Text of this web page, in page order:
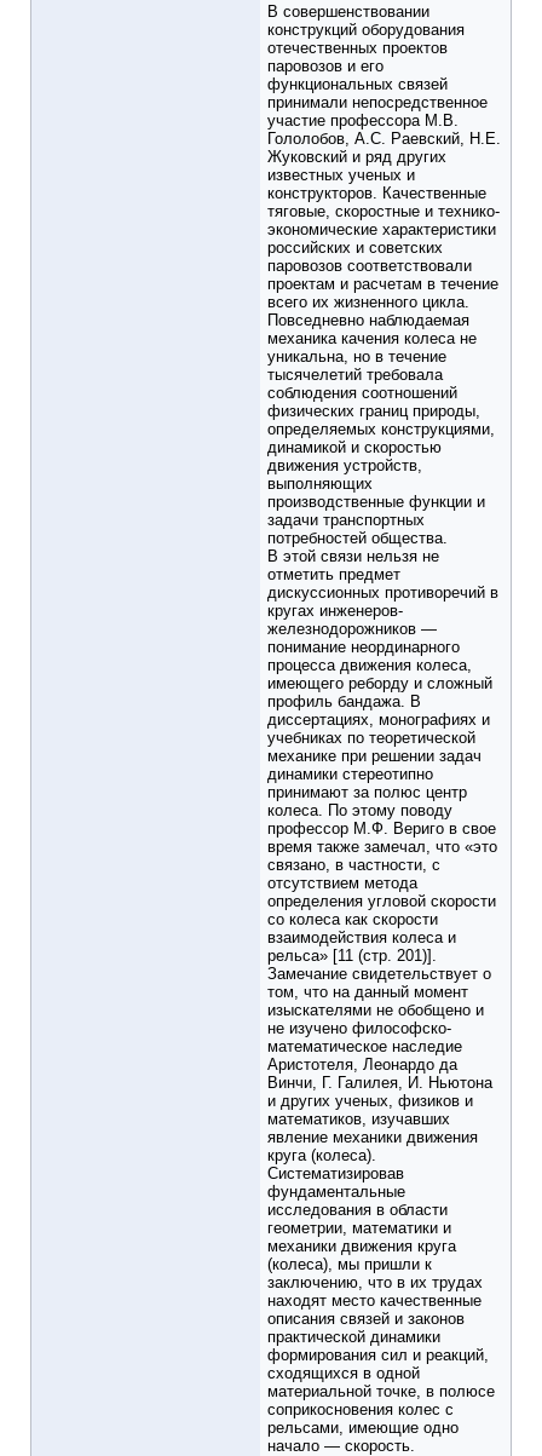
В совершенствовании
конструкций оборудования
отечественных проектов
паровозов и его
функциональных связей
принимали непосредственное
участие профессора М.В.
Гололобов, А.С. Раевский, Н.Е.
Жуковский и ряд других
известных ученых и
конструкторов. Качественные
тяговые, скоростные и технико-
экономические характеристики
российских и советских
паровозов соответствовали
проектам и расчетам в течение
всего их жизненного цикла.
Повседневно наблюдаемая
механика качения колеса не
уникальна, но в течение
тысячелетий требовала
соблюдения соотношений
физических границ природы,
определяемых конструкциями,
динамикой и скоростью
движения устройств,
выполняющих
производственные функции и
задачи транспортных
потребностей общества.
В этой связи нельзя не
отметить предмет
дискуссионных противоречий в
кругах инженеров-
железнодорожников —
понимание неординарного
процесса движения колеса,
имеющего реборду и сложный
профиль бандажа. В
диссертациях, монографиях и
учебниках по теоретической
механике при решении задач
динамики стереотипно
принимают за полюс центр
колеса. По этому поводу
профессор М.Ф. Вериго в свое
время также замечал, что «это
связано, в частности, с
отсутствием метода
определения угловой скорости
со колеса как скорости
взаимодействия колеса и
рельса» [11 (стр. 201)].
Замечание свидетельствует о
том, что на данный момент
изыскателями не обобщено и
не изучено философско-
математическое наследие
Аристотеля, Леонардо да
Винчи, Г. Галилея, И. Ньютона
и других ученых, физиков и
математиков, изучавших
явление механики движения
круга (колеса).
Систематизировав
фундаментальные
исследования в области
геометрии, математики и
механики движения круга
(колеса), мы пришли к
заключению, что в их трудах
находят место качественные
описания связей и законов
практической динамики
формирования сил и реакций,
сходящихся в одной
материальной точке, в полюсе
соприкосновения колес с
рельсами, имеющие одно
начало — скорость.